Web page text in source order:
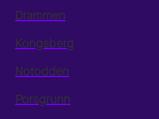
Drammen
Kongsberg
Notodden
Porsgrunn